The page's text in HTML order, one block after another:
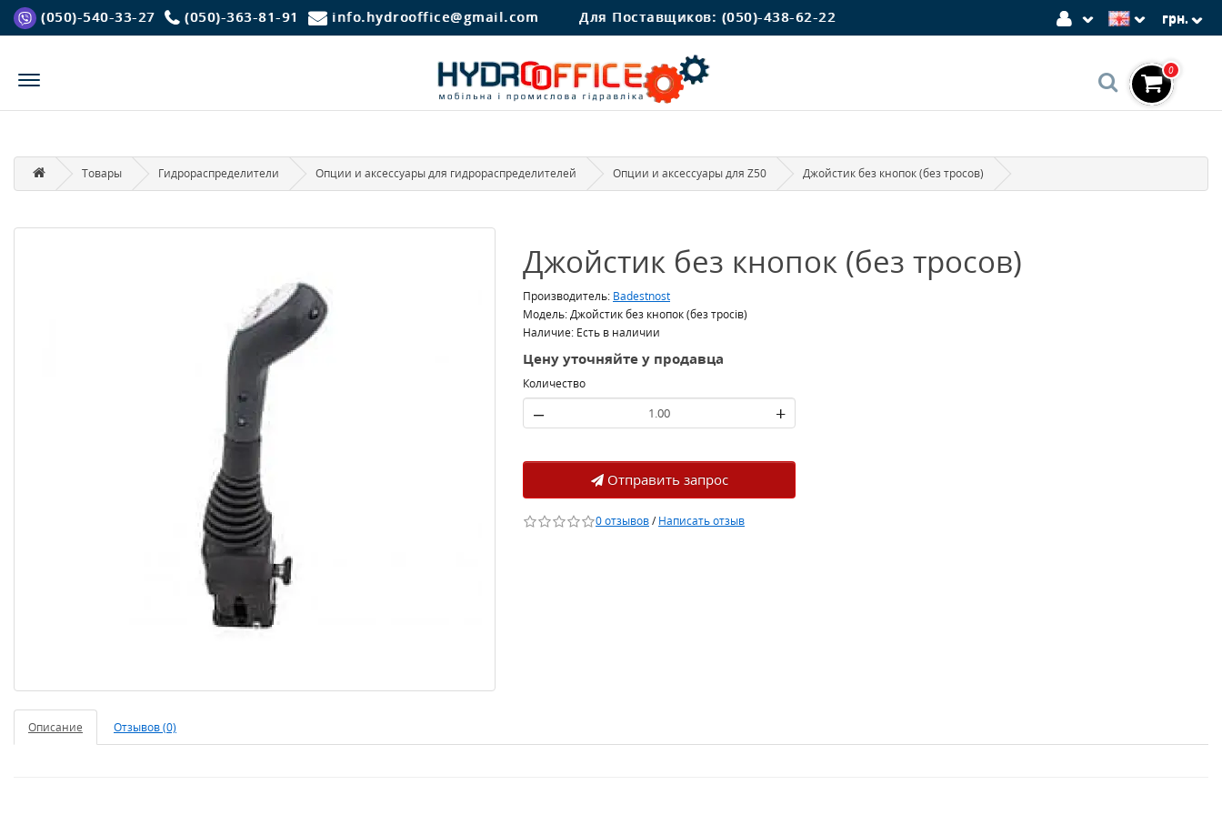
(050)-540-33-27 (050)-363-81-91 info.hydrooffice@gmail.com Для Поставщиков: (050)-438-62-22 грн.
0
Товары Гидрораспределители Опции и аксессуары для гидрораспределителей Опции и аксессуары для Z50 Джойстик без кнопок (без тросов)
Джойстик без кнопок (без тросов)
Производитель: Badestnost
Модель: Джойстик без кнопок (без тросів)
Наличие: Есть в наличии
Цену уточняйте у продавца
Количество
– +
Отправить запрос
0 отзывов/Написать отзыв
Описание Отзывов (0)